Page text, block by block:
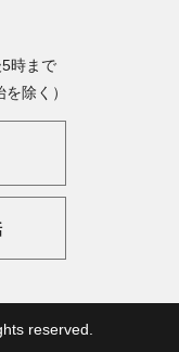
時まで
除く）
reserved.